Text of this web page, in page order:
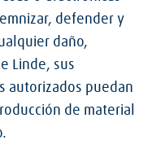
defender y
daño,
Linde, sus
autorizados puedan
de material